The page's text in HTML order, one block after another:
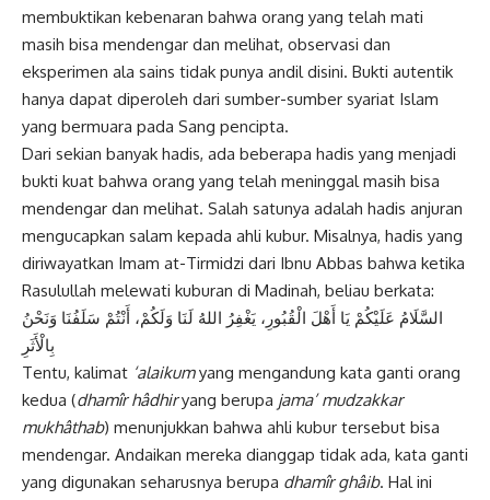
membuktikan kebenaran bahwa orang yang telah mati
masih bisa mendengar dan melihat, observasi dan
eksperimen ala sains tidak punya andil disini. Bukti autentik
hanya dapat diperoleh dari sumber-sumber syariat Islam
yang bermuara pada Sang pencipta.
Dari sekian banyak hadis, ada beberapa hadis yang menjadi
bukti kuat bahwa orang yang telah meninggal masih bisa
mendengar dan melihat. Salah satunya adalah hadis anjuran
mengucapkan salam kepada ahli kubur. Misalnya, hadis yang
diriwayatkan Imam at-Tirmidzi dari Ibnu Abbas bahwa ketika
Rasulullah melewati kuburan di Madinah, beliau berkata:
السَّلَامُ عَلَيْكُمْ يَا أَهْلَ الْقُبُورِ، يَغْفِرُ اللهُ لَنَا وَلَكُمْ، أَنْتُمْ سَلَفُنَا وَنَحْنُ
بِالْأَثَرِ
Tentu, kalimat ‘alaikumyang mengandung kata ganti orang
kedua (dhamîr hâdhiryang berupa jama’ mudzakkar
mukhâthab) menunjukkan bahwa ahli kubur tersebut bisa
mendengar. Andaikan mereka dianggap tidak ada, kata ganti
yang digunakan seharusnya berupa dhamîr ghâib. Hal ini